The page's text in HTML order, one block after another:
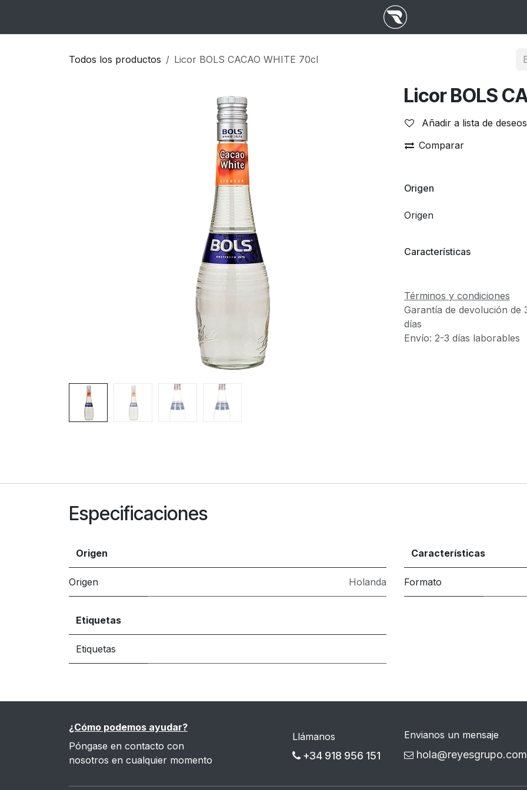
Todos los productos Licor BOLS CACAO WHITE 70cl
Licor BOLS
Añadir a lista de deseos
Comparar
Origen
Origen
Características
Términos y condiciones
Garantía de devolución de
días
Envío: 2-3 días laborables
Especificaciones
Origen
Origen Holanda
Características
Formato
Etiquetas
Etiquetas
¿Cómo podemos ayudar?
Póngase en contacto con
nosotros en cualquier momento
Llámanos
+34 918 956 151
Envianos un mensaje
hola@reyesgrupo.com